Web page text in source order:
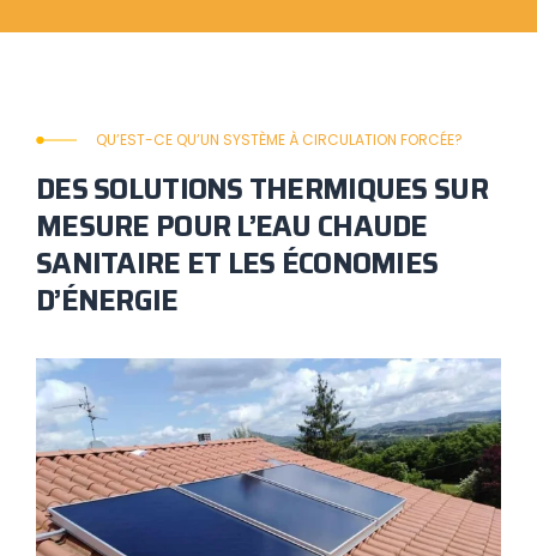
QU’EST-CE QU’UN SYSTÈME À CIRCULATION FORCÉE?
DES SOLUTIONS THERMIQUES SUR
MESURE POUR L’EAU CHAUDE
SANITAIRE ET LES ÉCONOMIES
D’ÉNERGIE